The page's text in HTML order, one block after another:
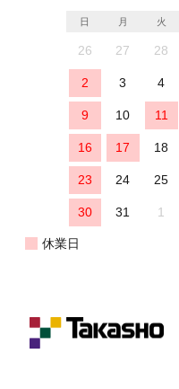
日 月 火
26 27 28
2 3 4
9 10 11
16 17 18
23 24 25
30 31 1
休業日